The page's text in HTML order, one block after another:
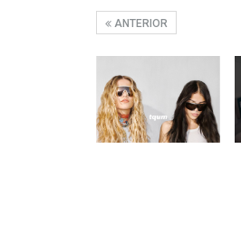
ANTERIOR